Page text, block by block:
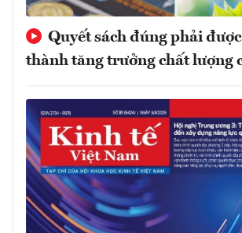
Quyết sách đúng phải
thành tăng trưởng chất lượng